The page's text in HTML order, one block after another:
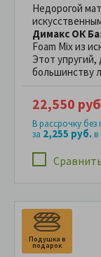
Недорогой
Димакс ОК
Foam Mix из
Этот
большинству
22,550
В рассрочку без
за 2,255 руб.в
Подушка в
подарок